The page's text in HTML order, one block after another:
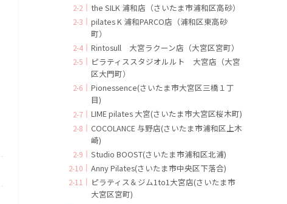
the SILK 浦和店（さいたま市浦和区高砂）
pilates K 浦和PARCO店（浦和区東高砂
町）
Rintosull 大宮ラクーン店（大宮区宮町）
ピラティススタジオルルト 大宮店（大宮
区大門町）
Pionessence(さいたま市大宮区三橋１丁
目)
LIME pilates 大宮(さいたま市大宮区桜木町)
COCOLANCE 与野店(さいたま市浦和区上木
崎)
Studio BOOST(さいたま市浦和区北浦)
Anny Pilates(さいたま市中央区下落合)
ピラティス＆ジム1to1大宮店(さいたま市
大宮区宮町)